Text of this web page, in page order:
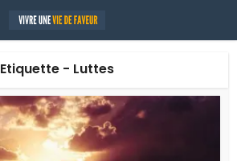
Etiquette - Luttes